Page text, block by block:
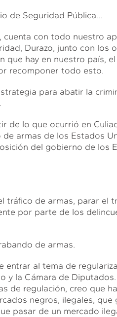
de Seguridad Pública…
con todo nuestro
Durazo, junto con los
que hay en nuestro país,
recomponer todo esto.
para abatir la
de lo que ocurrió en
armas de los Estados
del gobierno de los
tráfico de armas, parar el
por parte de los
de armas.
entrar al tema de
y la Cámara de
de regulación, creo que
negros, ilegales, que
pasar de un mercado